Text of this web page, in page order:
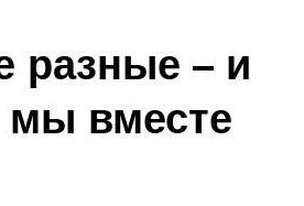
разные – и
мы вместе